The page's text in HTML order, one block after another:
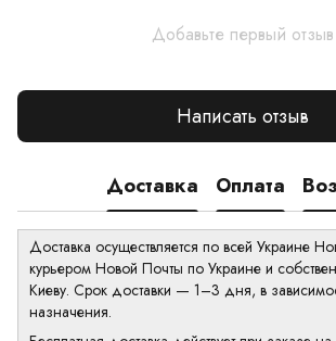
Добавьте первый отзыв
Написать отзыв
Доставка Оплата
Доставка осуществляется по всей Украине
курьером Новой Почты по Украине и
Киеву. Срок доставки — 1–3 дня, в
назначения.